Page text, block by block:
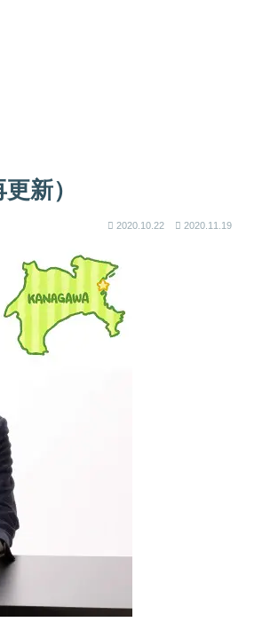
新）
2020.10.22 2020.11.19